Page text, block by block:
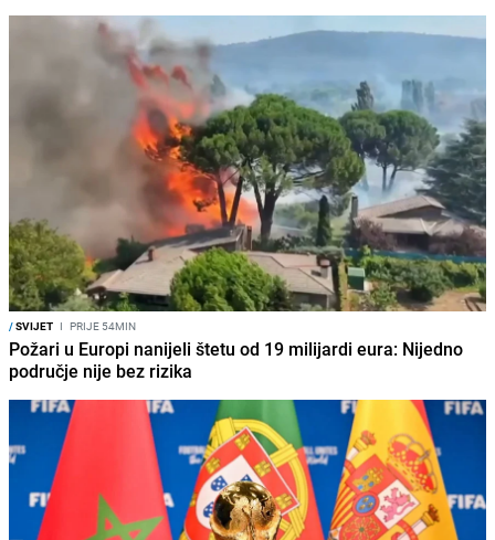
/SVIJET I PRIJE 54MIN
Požari u Europi nanijeli štetu od 19 milijardi eura: Nijedno
područje nije bez rizika